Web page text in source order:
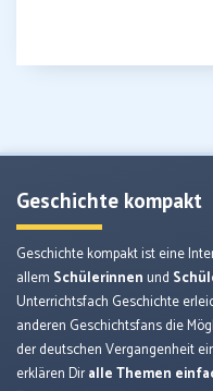
Geschichte kompakt
Geschichte kompakt ist eine
allem Schülerinnen und
Unterrichtsfach Geschichte
anderen Geschichtsfans die
der deutschen Vergangenheit
erklären Diralle Themen